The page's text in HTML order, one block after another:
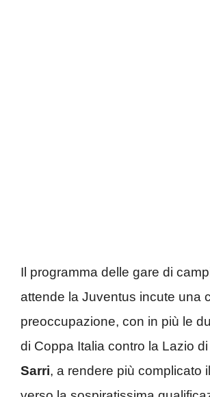
Il programma delle gare di
attende la Juventus incute una
preoccupazione, con in più le
di Coppa Italia contro la Lazio di
Sarri, a rendere più complicato